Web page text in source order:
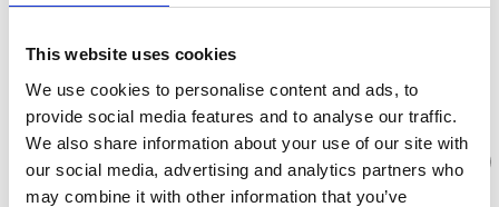
This website uses cookies
We use cookies to personalise content and ads, to
provide social media features and to analyse our traffic.
We also share information about your use of our site with
our social media, advertising and analytics partners who
may combine it with other information that you’ve
avkopplande aktiviteter som kallbad och krispiga
8 hotell- och stugpaket